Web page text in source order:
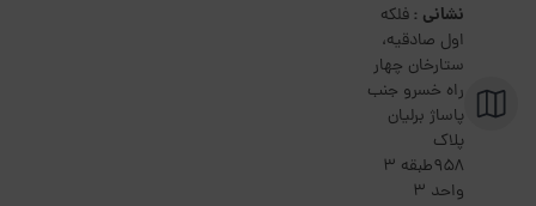
نشانی :فلکه
اول صادقیه،
ستارخان چهار
راه خسرو جنب
پاساژ برلیان
پلاک
۹۵۸طبقه 3
واحد 3